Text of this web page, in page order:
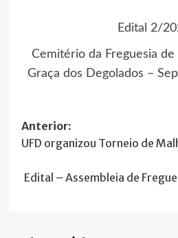
Edital 2/
Cemitério da Freguesia de
Graça dos Degolados –
Navegação
de
artigos
Anterior:
UFD organizou Torneio de
Edital – Assembleia de